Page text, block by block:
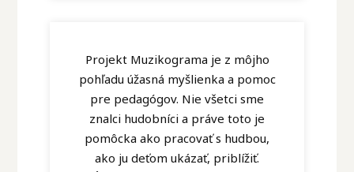
Projekt Muzikograma je z môjho
pohľadu úžasná myšlienka a pomoc
pre pedagógov. Nie všetci sme
znalci hudobníci a práve toto je
pomôcka ako pracovať s hudbou,
ako ju deťom ukázať, priblížiť.